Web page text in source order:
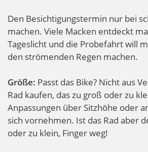
Den Besichtigungstermin nur bei
machen. Viele Macken entdeckt
Tageslicht und die Probefahrt will
den strömenden Regen machen.
Größe: Passt das Bike? Nicht aus
Rad kaufen, das zu groß oder zu
Anpassungen über Sitzhöhe oder
sich vornehmen. Ist das Rad aber
oder zu klein, Finger weg!